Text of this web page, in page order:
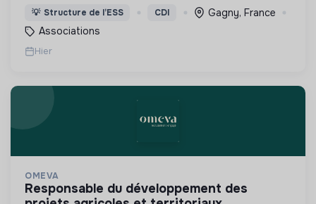
précarité ou d’exclusion via l’hébergement, les
soins et l’insertion sociale et professionnelle.
💡 Structure de l’ESS CDI
Gagny, France
Associations
Hier
OMEVA
responsable du développement des